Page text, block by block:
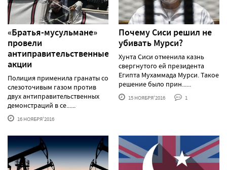
«Братья-мусульмане»
провели
антиправительственные
акции
Полиция применила гранаты со
слезоточивым газом против
двух антиправительственных
демонстраций в се......
16 НОЯБРЯ'2016
Почему Сиси решил не
убивать Мурси?
Хунта Сиси отменила казнь
свергнутого ей президента
Египта Мухаммада Мурси. Такое
решение было прин......
15 НОЯБРЯ'2016 1